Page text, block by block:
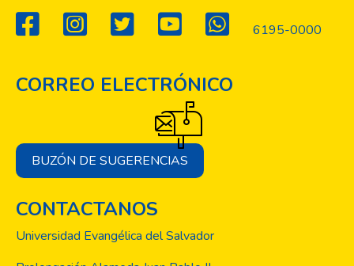
6195-0000
CORREO ELECTRÓNICO
BUZÓN DE SUGERENCIAS
CONTACTANOS
Universidad Evangélica del Salvador